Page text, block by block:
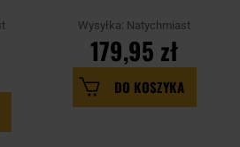
Wysyłka: Natychmiast
179,95 zł
DO KOSZYKA